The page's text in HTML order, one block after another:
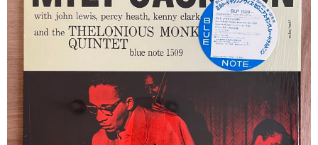
買取について
取り置きなどについて
New Arrivals